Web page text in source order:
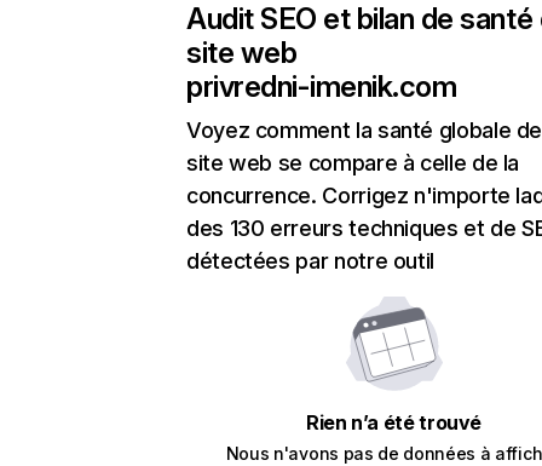
Audit SEO et bilan de santé
site web
privredni-imenik.com
Voyez comment la santé globale
site web se compare à celle de la
concurrence. Corrigez n'importe
des 130 erreurs techniques et de
détectées par notre outil
Rien n’a été trouvé
Nous n'avons pas de données à